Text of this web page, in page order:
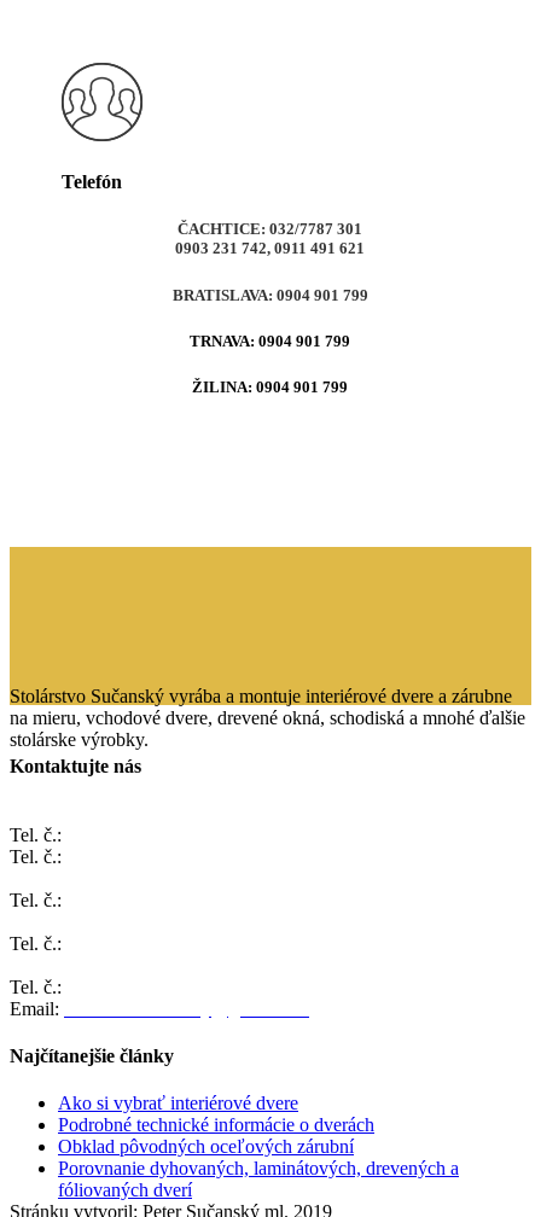
Telefón
ČACHTICE: 032/7787 301
0903 231 742, 0911 491 621
BRATISLAVA: 0904 901 799
TRNAVA: 0904 901 799
ŽILINA: 0904 901 799
Stolárstvo Sučanský vyrába a montuje interiérové dvere a zárubne
na mieru, vchodové dvere, drevené okná, schodiská a mnohé ďalšie
stolárske výrobky.
Kontaktujte nás
Tel. č.:
Tel. č.:
Tel. č.:
Tel. č.:
Tel. č.:
Email:
Najčítanejšie články
Ako si vybrať interiérové dvere
Podrobné technické informácie o dverách
Obklad pôvodných oceľových zárubní
Porovnanie dyhovaných, laminátových, drevených a
fóliovaných dverí
Stránku vytvoril: Peter Sučanský ml. 2019